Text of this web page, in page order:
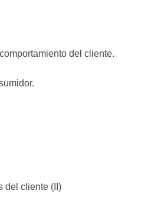
del cliente.
del cliente (II)